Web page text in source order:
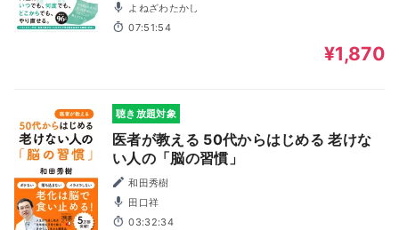
よねざわたかし
07:51:54
¥1,870
聴き放題対象
医者が教える 50代からはじめる 老けな
い人の「脳の習慣」
和田秀樹
田口祥
03:32:34